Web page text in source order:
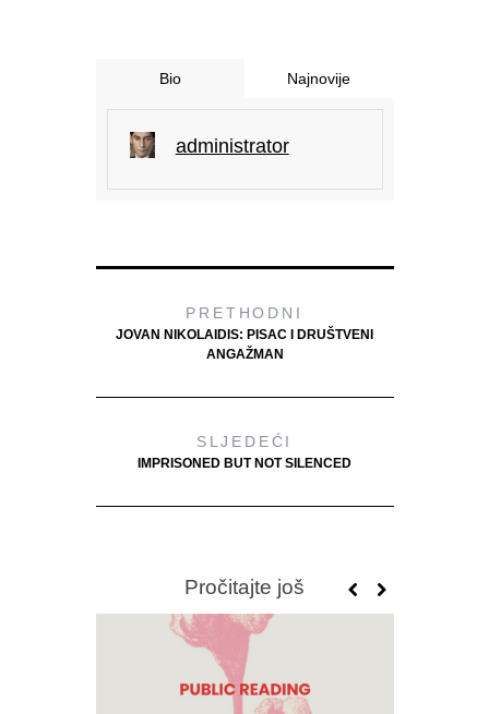
Bio Najnovije
administrator
PRETHODNI
JOVAN NIKOLAIDIS: PISAC I DRUŠTVENI
ANGAŽMAN
SLJEDEĆI
IMPRISONED BUT NOT SILENCED
Pročitajte još